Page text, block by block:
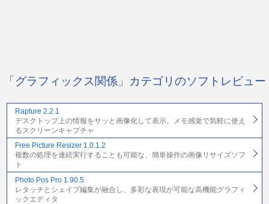
「グラフィックス関係」カテゴリのソフトレビュー
Rapture 2.2.1
デスクトップ上の情報をサッと画像化して表示。メモ感覚で気軽に使え
るスクリーンキャプチャ
Free Picture Resizer 1.0.1.2
複数の処理を連続実行することも可能な、簡単操作の画像リサイズソフ
ト
Photo Pos Pro 1.90.5
レタッチとシェイプ編集が融合し、多彩な表現が可能な高機能グラフィ
ックエディタ